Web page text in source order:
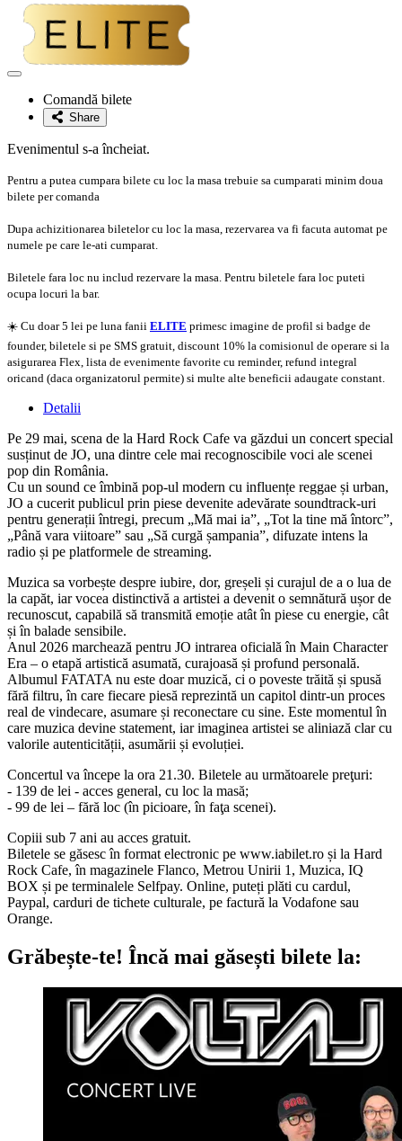
Adaugă
favoriteComandă bilete
Share
Evenimentul s-a încheiat.
Pentru a putea cumpara bilete cu loc la masa trebuie sa cumparati minim doua
bilete per comanda
Dupa achizitionarea biletelor cu loc la masa, rezervarea va fi facuta automat pe
numele pe care le-ati cumparat.
Biletele fara loc nu includ rezervare la masa. Pentru biletele fara loc puteti
ocupa locuri la bar.
☀️ Cu doar 5 lei pe luna fanii ELITE primesc imagine de profil si badge de
founder, biletele si pe SMS gratuit, discount 10% la comisionul de operare si la
asigurarea Flex, lista de evenimente favorite cu reminder, refund integral
oricand (daca organizatorul permite) si multe alte beneficii adaugate constant.
Detalii
Pe 29 mai, scena de la Hard Rock Cafe va găzdui un concert special
susținut de JO, una dintre cele mai recognoscibile voci ale scenei
pop din România.
Cu un sound ce îmbină pop-ul modern cu influențe reggae și urban,
JO a cucerit publicul prin piese devenite adevărate soundtrack-uri
pentru generații întregi, precum „Mă mai ia”, „Tot la tine mă întorc”,
„Până vara viitoare” sau „Să curgă șampania”, difuzate intens la
radio și pe platformele de streaming.
Muzica sa vorbește despre iubire, dor, greșeli și curajul de a o lua de
la capăt, iar vocea distinctivă a artistei a devenit o semnătură ușor de
recunoscut, capabilă să transmită emoție atât în piese cu energie, cât
și în balade sensibile.
Anul 2026 marchează pentru JO intrarea oficială în Main Character
Era – o etapă artistică asumată, curajoasă și profund personală.
Albumul FATATA nu este doar muzică, ci o poveste trăită și spusă
fără filtru, în care fiecare piesă reprezintă un capitol dintr-un proces
real de vindecare, asumare și reconectare cu sine. Este momentul în
care muzica devine statement, iar imaginea artistei se aliniază clar cu
valorile autenticității, asumării și evoluției.
Concertul va începe la ora 21.30. Biletele au următoarele preţuri:
- 139 de lei - acces general, cu loc la masă;
- 99 de lei – fără loc (în picioare, în faţa scenei).
Copiii sub 7 ani au acces gratuit.
Biletele se găsesc în format electronic pe www.iabilet.ro și la Hard
Rock Cafe, în magazinele Flanco, Metrou Unirii 1, Muzica, IQ
BOX și pe terminalele Selfpay. Online, puteți plăti cu cardul,
Paypal, carduri de tichete culturale, pe factură la Vodafone sau
Orange.
Grăbește-te! Încă mai găsești bilete la: